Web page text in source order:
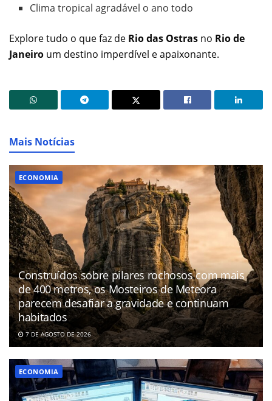
Clima tropical agradável o ano todo
Explore tudo o que faz de Rio das Ostras no Rio de
Janeiro um destino imperdível e apaixonante.
Mais Notícias
ECONOMIA
Construídos sobre pilares rochosos com mais
de 400 metros, os Mosteiros de Meteora
parecem desafiar a gravidade e continuam
habitados
7 DE AGOSTO DE 2026
ECONOMIA